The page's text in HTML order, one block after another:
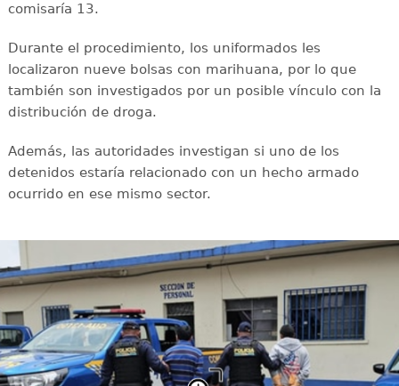
comisaría 13.
Durante el procedimiento, los uniformados les
localizaron nueve bolsas con marihuana, por lo que
también son investigados por un posible vínculo con la
distribución de droga.
Además, las autoridades investigan si uno de los
detenidos estaría relacionado con un hecho armado
ocurrido en ese mismo sector.